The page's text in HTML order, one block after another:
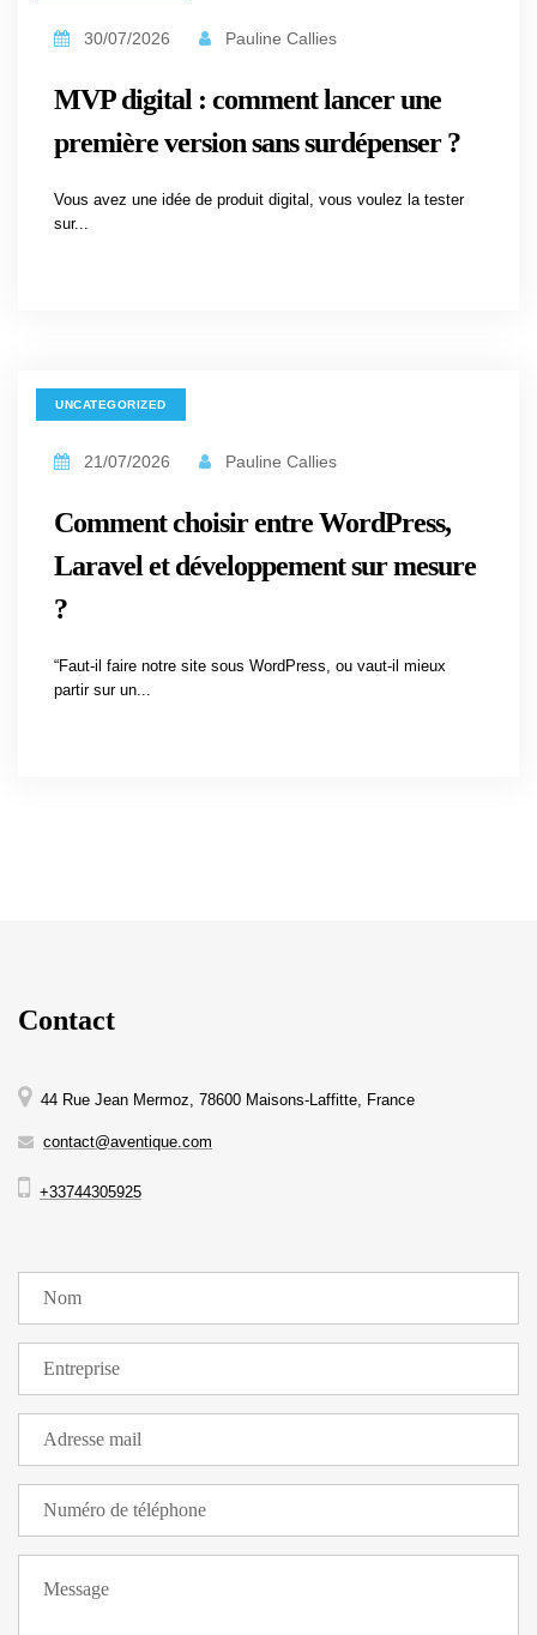
30/07/2026 Pauline Callies
MVP digital : comment lancer une
première version sans surdépenser ?
Vous avez une idée de produit digital, vous voulez la tester
sur...
UNCATEGORIZED
21/07/2026 Pauline Callies
Comment choisir entre WordPress,
Laravel et développement sur mesure
?
“Faut-il faire notre site sous WordPress, ou vaut-il mieux
partir sur un...
Contact
44 Rue Jean Mermoz, 78600 Maisons-Laffitte, France
contact@aventique.com
+33744305925